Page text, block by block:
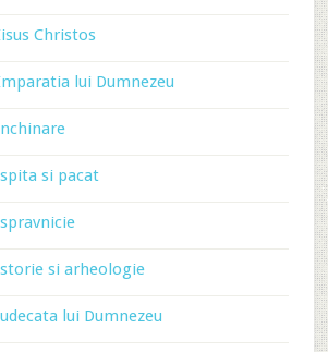
Christos
lui Dumnezeu
si pacat
si arheologie
lui Dumnezeu